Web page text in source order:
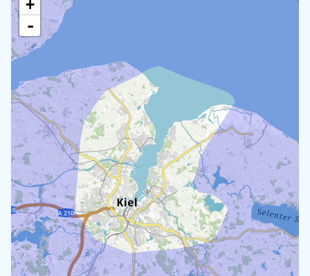
+
-